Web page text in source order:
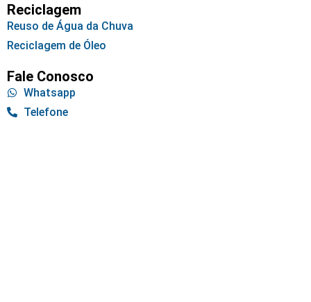
Reciclagem
Reuso de Água da Chuva
Reciclagem de Óleo
Fale Conosco
Whatsapp
Telefone